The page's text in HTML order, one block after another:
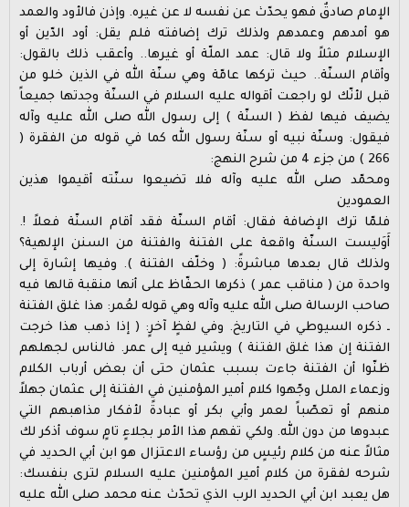
الإمام صادقٌ فهو يحدّث عن نفسه لا عن غيره. وإذن فالأود والعمد
هو أمدهم وعمدهم ولذلك ترك إضافته فلم يقل: أود الدّين أو
الإسلام مثلاً ولا قال: عمد الملّة أو غيرها.. وأعقب ذلك بالقول:
وأقام السنّة.. حيث تركها عامّة وهي سنّة الله في الذين خلو من
قبل لأنّك لو راجعت أقواله عليه السلام في السنّة وجدتها جميعاً
يضيف فيها لفظ ( السنّة ) إلى رسول الله صلى الله عليه وآله
فيقول: وسنّة نبيه أو سنّة رسول الله كما في قوله من الفقرة (
266 ) من جزء 4 من شرح النهج:
ومحمّد صلى الله عليه وآله فلا تضيعوا سنّته أقيموا هذين
العمودين
فلمّا ترك الإضافة فقال: أقام السنّة فقد أقام السنّة فعلاً !.
أَوَليست السنّة واقعة على الفتنة والفتنة من السنن الإلهية؟
ولذلك قال بعدها مباشرةً: ( وخلّف الفتنة ). وفيها إشارة إلى
واحدة من ( مناقب عمر ) ذكرها الحفّاظ على أنها منقبة قالها فيه
صاحب الرسالة صلى الله عليه وآله وهي قوله لعُمر: هذا غلق الفتنة
ـ ذكره السيوطي في التاريخ. وفي لفظٍ آخرٍ: ( إذا ذهب هذا خرجت
الفتنة إن هذا غلق الفتنة ) ويشير فيه إلى عمر. فالناس لجهلهم
ظنّوا أن الفتنة جاءت بسبب عثمان حتى أن بعض أرباب الكلام
وزعماء الملل وجّهوا كلام أمير المؤمنين في الفتنة إلى عثمان جهلاً
منهم أو تعصّباً لعمر وأبي بكر أو عبادةً لأفكار مذاهبهم التي
عبدوها من دون الله. ولكي تفهم هذا الأمر بجلاءٍ تامٍ سوف أذكر لك
مثالاً عنه من كلام رئيسٍ من رؤساء الاعتزال هو ابن أبي الحديد في
شرحه لفقرة من كلام أمير المؤمنين عليه السلام لترى بنفسك:
هل يعبد ابن أبي الحديد الرب الذي تحدّث عنه محمد صلى الله عليه